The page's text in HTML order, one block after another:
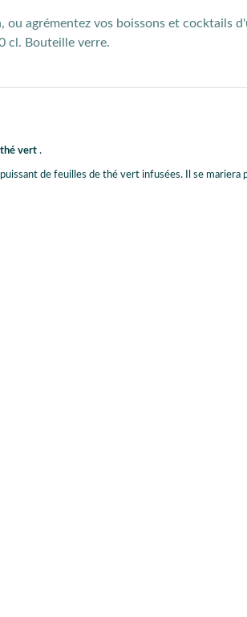
agrémentez vos boissons et cocktails
cl. Bouteille verre.
thé vert .
de feuilles de thé vert infusées. Il se